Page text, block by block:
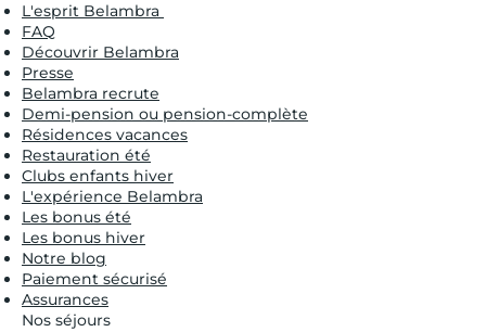
L'esprit Belambra
FAQ
Découvrir Belambra
Presse
Belambra recrute
Demi-pension ou pension-complète
Résidences vacances
Restauration été
Clubs enfants hiver
L'expérience Belambra
Les bonus été
Les bonus hiver
Notre blog
Paiement sécurisé
Assurances
Nos séjours